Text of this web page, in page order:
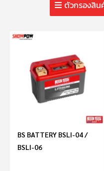
ตัวกรองสิ
BS BATTERY BSLI-04 /
BSLI-06